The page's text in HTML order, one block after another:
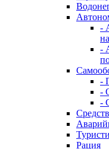
-
-
-
-
-
Рация